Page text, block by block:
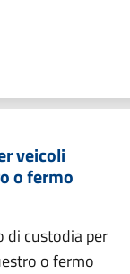
veicoli
o fermo
di custodia per
o fermo